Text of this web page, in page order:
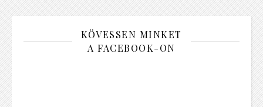
KÖVESSEN MINKET
A FACEBOOK-ON